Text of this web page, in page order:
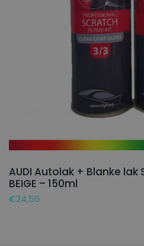
AUDI Autolak + Blanke lak
BEIGE – 150ml
€24,50